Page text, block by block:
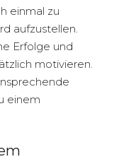
einmal zu
aufzustellen.
Erfolge und
motivieren.
einem